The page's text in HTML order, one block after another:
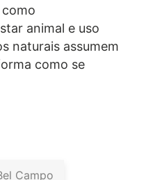
animal e uso
naturais assumem
como se
Campo